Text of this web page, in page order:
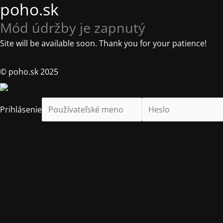
poho.sk
Mód údržby je zapnutý
Site will be available soon. Thank you for your patience!
© poho.sk 2025
Prihlásenie